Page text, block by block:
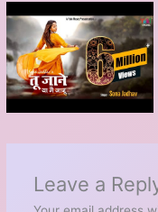
Leave a